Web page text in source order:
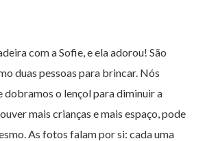
com a Sofie, e ela adorou! São
duas pessoas para brincar. Nós
dobramos o lençol para diminuir a
mais crianças e mais espaço, pode
As fotos falam por si: cada uma